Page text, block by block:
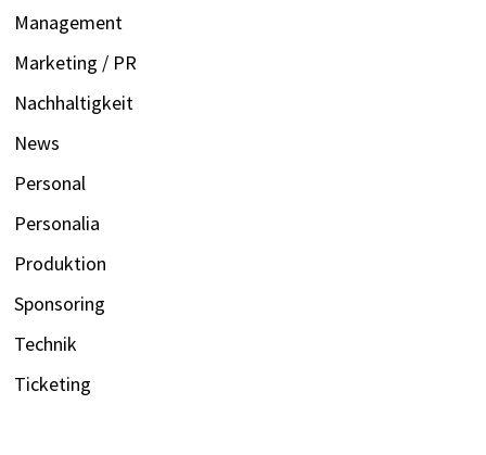
Management
Marketing / PR
Nachhaltigkeit
News
Personal
Personalia
Produktion
Sponsoring
Technik
Ticketing